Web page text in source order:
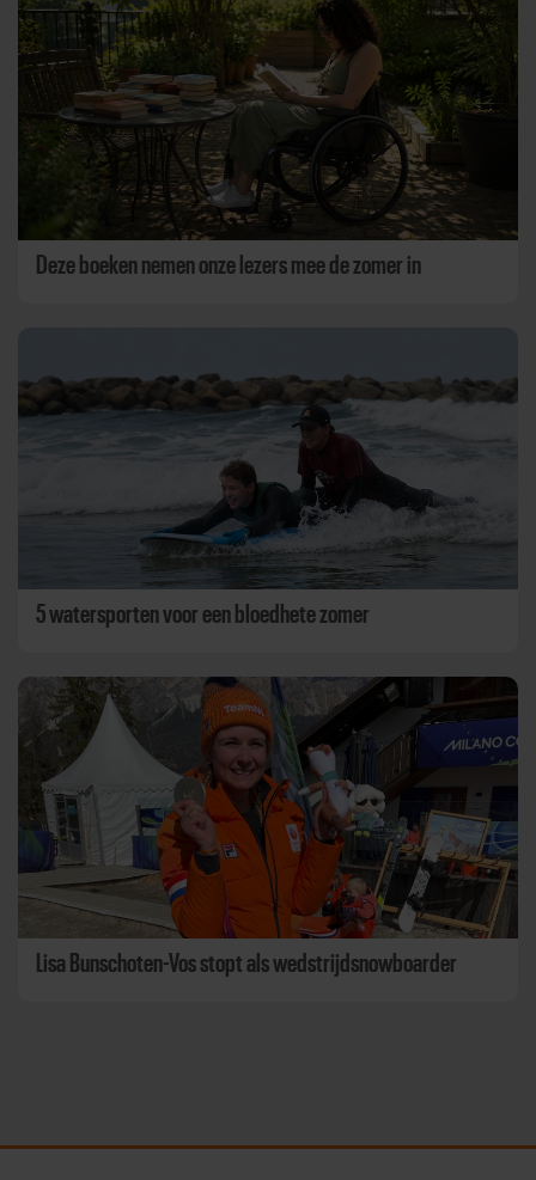
Deze boeken nemen onze lezers mee de zomer in
5 watersporten voor een bloedhete zomer
Lisa Bunschoten-Vos stopt als wedstrijdsnowboarder